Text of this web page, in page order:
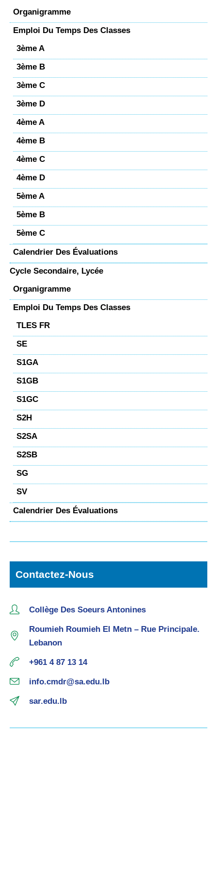
Organigramme
Emploi Du Temps Des Classes
3ème A
3ème B
3ème C
3ème D
4ème A
4ème B
4ème C
4ème D
5ème A
5ème B
5ème C
Calendrier Des Évaluations
Cycle Secondaire, Lycée
Organigramme
Emploi Du Temps Des Classes
TLES FR
SE
S1GA
S1GB
S1GC
S2H
S2SA
S2SB
SG
SV
Calendrier Des Évaluations
Contactez-Nous
Collège Des Soeurs Antonines
Roumieh Roumieh El Metn – Rue Principale.
Lebanon
+961 4 87 13 14
info.cmdr@sa.edu.lb
sar.edu.lb